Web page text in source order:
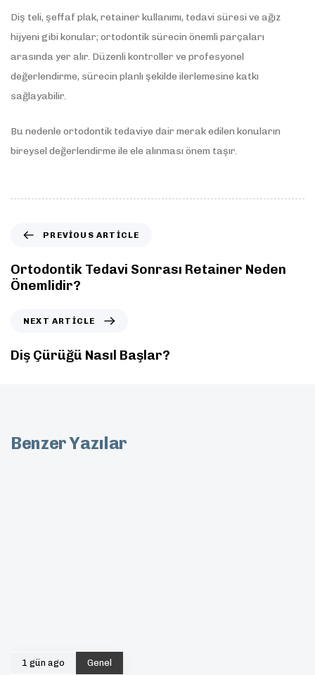
Diş teli, şeffaf plak, retainer kullanımı, tedavi süresi ve ağız
hijyeni gibi konular; ortodontik sürecin önemli parçaları
arasında yer alır. Düzenli kontroller ve profesyonel
değerlendirme, sürecin planlı şekilde ilerlemesine katkı
sağlayabilir.
Bu nedenle ortodontik tedaviye dair merak edilen konuların
bireysel değerlendirme ile ele alınması önem taşır.
PREVIOUS ARTICLE
Ortodontik Tedavi Sonrası Retainer Neden
Önemlidir?
NEXT ARTICLE
Diş Çürüğü Nasıl Başlar?
Benzer Yazılar
1 gün ago Genel